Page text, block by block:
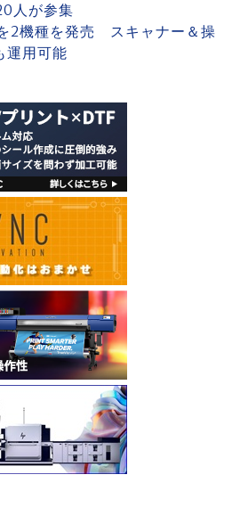
人が参集
2機種を発売 スキャナー＆操
運用可能